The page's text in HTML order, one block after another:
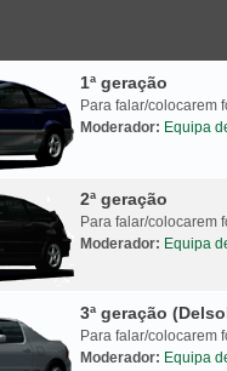
1ª geração
Para falar/colocarem
Moderador: Equipa
2ª geração
Para falar/colocarem
Moderador: Equipa
3ª geração
Para falar/colocarem
Moderador: Equipa